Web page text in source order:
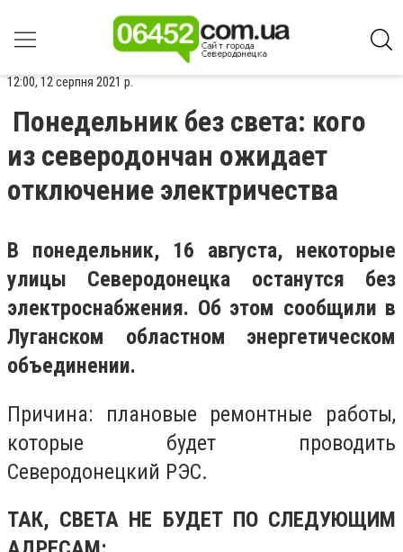
12:00, 12 серпня 2021 р.
Понедельник без света: кого
из северодончан ожидает
отключение электричества
В понедельник, 16 августа, некоторые
улицы Северодонецка останутся без
электроснабжения. Об этом сообщили в
Луганском областном энергетическом
объединении.
Причина: плановые ремонтные работы,
которые будет проводить
Северодонецкий РЭС.
ТАК, СВЕТА НЕ БУДЕТ ПО СЛЕДУЮЩИМ